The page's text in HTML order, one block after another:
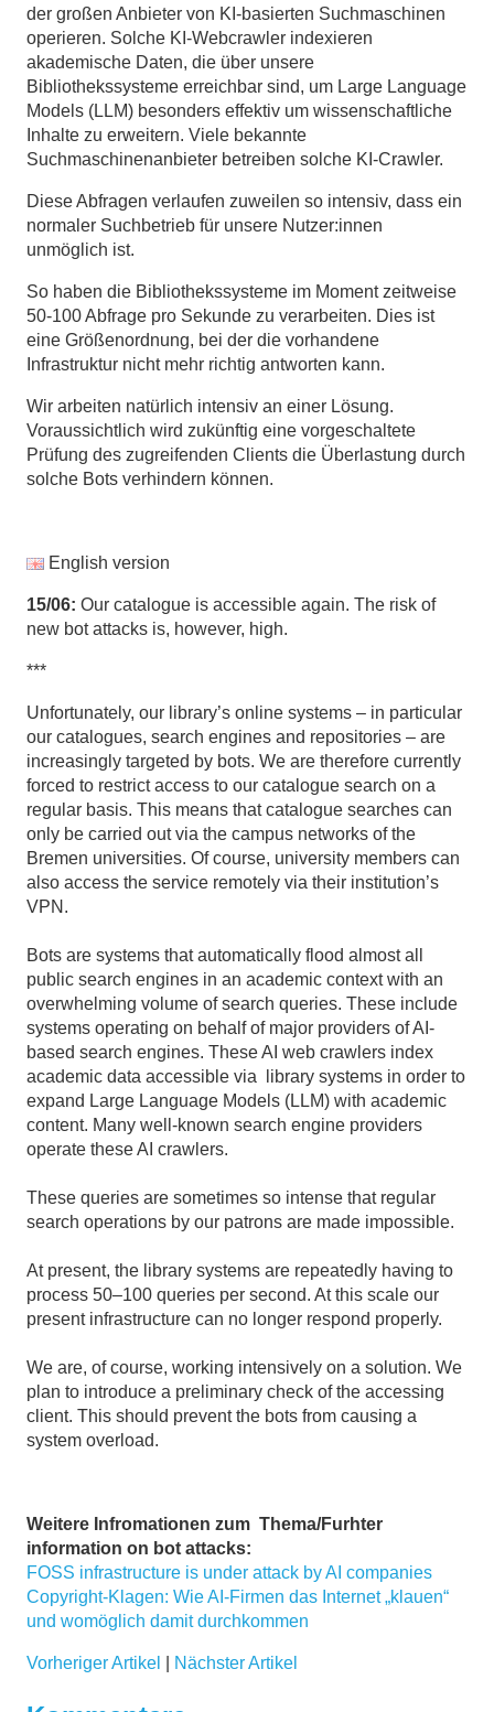
der großen Anbieter von KI-basierten Suchmaschinen
operieren. Solche KI-Webcrawler indexieren
akademische Daten, die über unsere
Bibliothekssysteme erreichbar sind, um Large Language
Models (LLM) besonders effektiv um wissenschaftliche
Inhalte zu erweitern. Viele bekannte
Suchmaschinenanbieter betreiben solche KI-Crawler.
Diese Abfragen verlaufen zuweilen so intensiv, dass ein
normaler Suchbetrieb für unsere Nutzer:innen
unmöglich ist.
So haben die Bibliothekssysteme im Moment zeitweise
50-100 Abfrage pro Sekunde zu verarbeiten. Dies ist
eine Größenordnung, bei der die vorhandene
Infrastruktur nicht mehr richtig antworten kann.
Wir arbeiten natürlich intensiv an einer Lösung.
Voraussichtlich wird zukünftig eine vorgeschaltete
Prüfung des zugreifenden Clients die Überlastung durch
solche Bots verhindern können.
English version
15/06: Our catalogue is accessible again. The risk of
new bot attacks is, however, high.
***
Unfortunately, our library’s online systems – in particular
our catalogues, search engines and repositories – are
increasingly targeted by bots. We are therefore currently
forced to restrict access to our catalogue search on a
regular basis. This means that catalogue searches can
only be carried out via the campus networks of the
Bremen universities. Of course, university members can
also access the service remotely via their institution’s
VPN.
Bots are systems that automatically flood almost all
public search engines in an academic context with an
overwhelming volume of search queries. These include
systems operating on behalf of major providers of AI-
based search engines. These AI web crawlers index
academic data accessible via library systems in order to
expand Large Language Models (LLM) with academic
content. Many well-known search engine providers
operate these AI crawlers.
These queries are sometimes so intense that regular
search operations by our patrons are made impossible.
At present, the library systems are repeatedly having to
process 50–100 queries per second. At this scale our
present infrastructure can no longer respond properly.
We are, of course, working intensively on a solution. We
plan to introduce a preliminary check of the accessing
client. This should prevent the bots from causing a
system overload.
Weitere Infromationen zum Thema/Furhter
information on bot attacks:
FOSS infrastructure is under attack by AI companies
Copyright-Klagen: Wie AI-Firmen das Internet „klauen“
und womöglich damit durchkommen
Vorheriger Artikel Nächster Artikel